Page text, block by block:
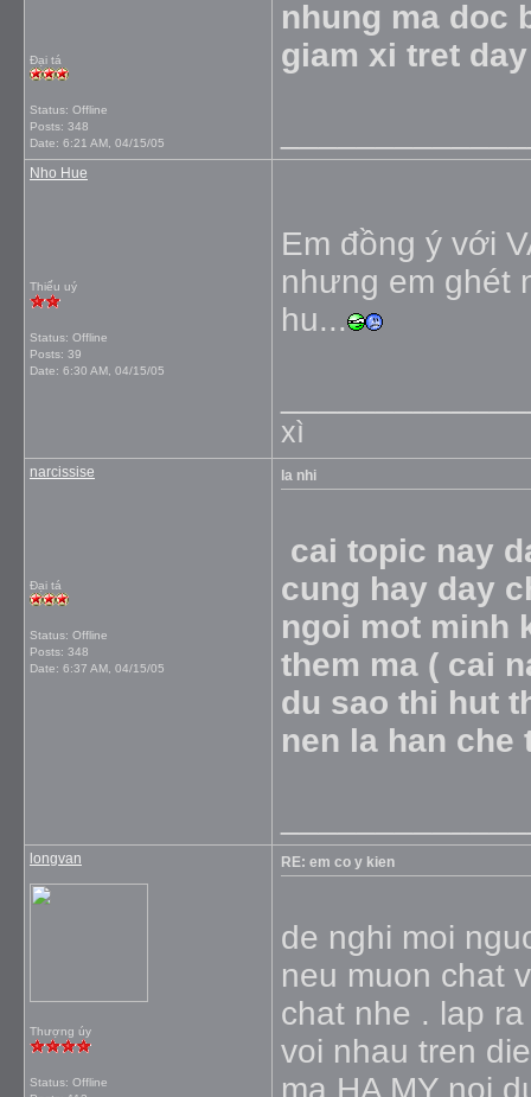
Đại tá
Status: Offline
Posts: 348
Date: 6:21 AM, 04/15/05
nhung ma doc
giam xi tret
Nho Hue
Thiếu uý
Status: Offline
Posts: 39
Date: 6:30 AM, 04/15/05
Em đồng ý với
nhưng em ghét
hu...
xì
narcissise
Đại tá
Status: Offline
Posts: 348
Date: 6:37 AM, 04/15/05
la nhi
cai topic nay
cung hay day
ngoi mot minh
them ma ( cai
du sao thi hut
nen la han che
longvan
Thượng úy
Status: Offline
RE: em co y kien
de nghi moi
neu muon chat
chat nhe . lap
voi nhau tren
ma HA MY noi